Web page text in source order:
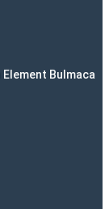
Element Bulmaca